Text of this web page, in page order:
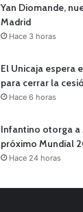
Yan Diomande,
Madrid
Hace 3 horas
El Unicaja espera
para cerrar la
Hace 6 horas
Infantino otorga a
próximo Mundial
Hace 24 horas